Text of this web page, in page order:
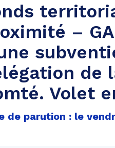
–
de
Volet
de parution : le